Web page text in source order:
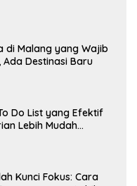
di Malang yang Wajib
Ada Destinasi Baru
Do List yang Efektif
Lebih Mudah
Kunci Fokus: Cara